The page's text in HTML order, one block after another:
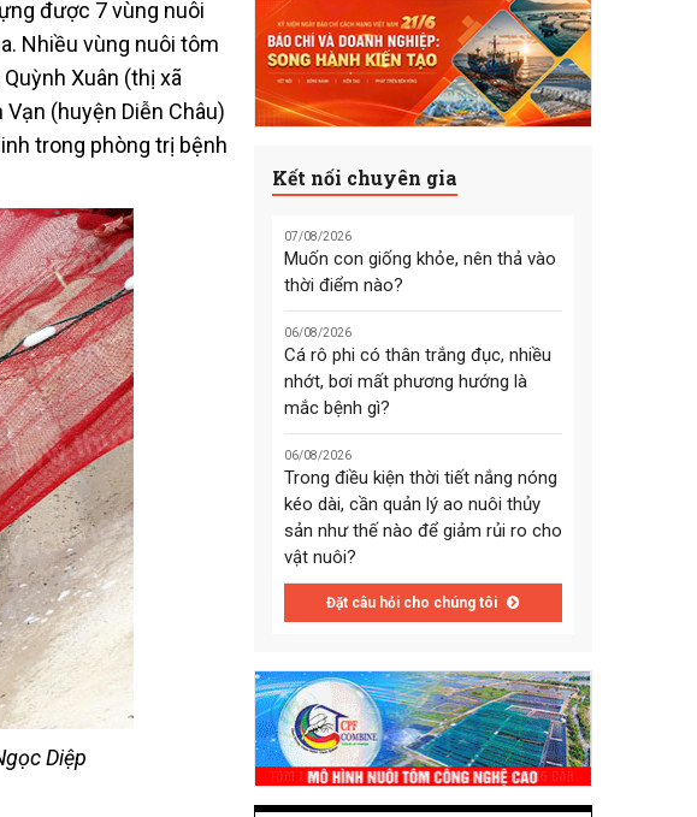
được 7 vùng nuôi
Nhiều vùng nuôi tôm
Xuân (thị xã
Vạn (huyện Diễn Châu)
trong phòng trị bệnh
Diệp
Kết nối chuyên gia
07/08/2026
Muốn con giống khỏe, nên thả vào
thời điểm nào?
06/08/2026
Cá rô phi có thân trắng đục, nhiều
nhớt, bơi mất phương hướng là
mắc bệnh gì?
06/08/2026
Trong điều kiện thời tiết nắng nóng
kéo dài, cần quản lý ao nuôi thủy
sản như thế nào để giảm rủi ro cho
vật nuôi?
Đặt câu hỏi cho chúng tôi